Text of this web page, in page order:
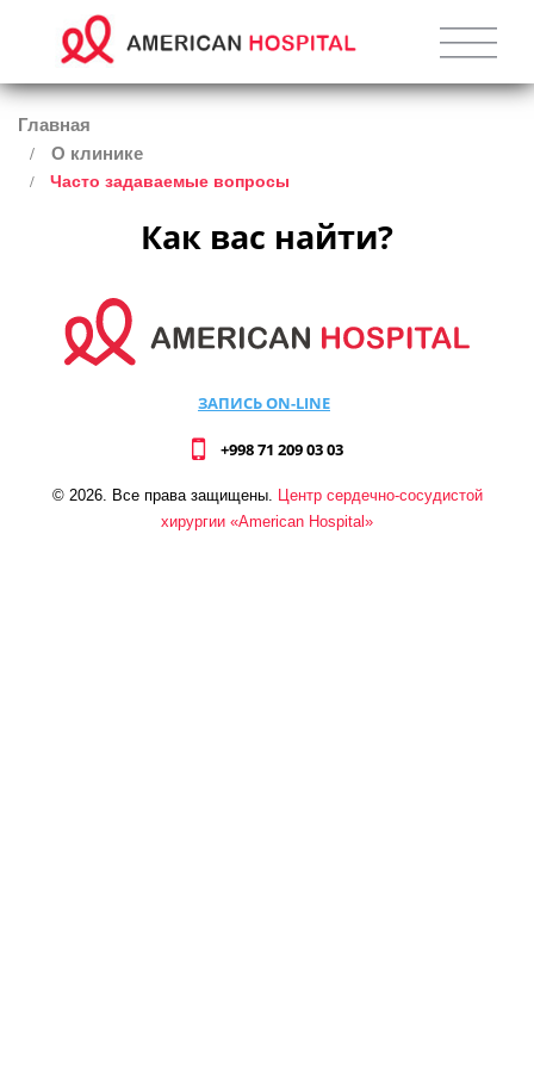
Главная
О клинике
Часто задаваемые вопросы
Как вас найти?
ЗАПИСЬ ON-LINE
+998 71 209 03 03
© 2026. Все права защищены. Центр сердечно-сосудистой
хирургии «American Hospital»